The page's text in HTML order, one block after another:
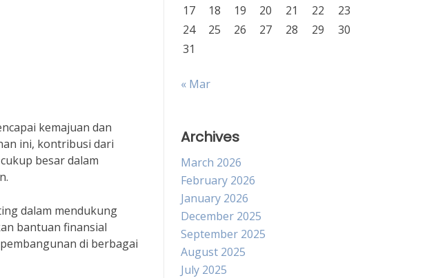
kemajuan dan
ini, kontribusi dari
besar dalam
dalam mendukung
bantuan finansial
di berbagai
17
18 19 20 21 22
23
24
25 26 27 28 29
30
31
« Mar
Archives
March 2026
February 2026
January 2026
December 2025
September 2025
August 2025
July 2025